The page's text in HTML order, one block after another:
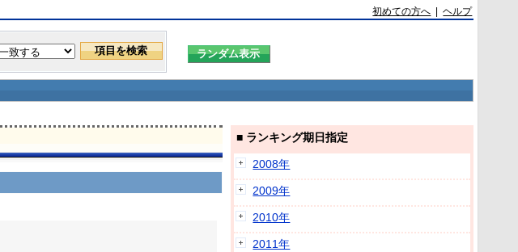
初めての方へ |ヘルプ
■ ランキング期日指定
2008年
2009年
2010年
2011年